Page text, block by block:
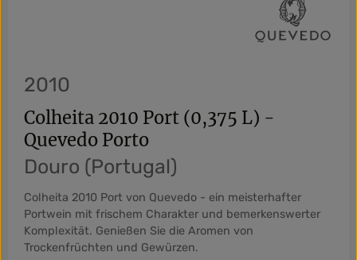
Durchschnittliche Bewertung von 0 von 5 Sternen
2010
Colheita 2010 Port (0,375 L) -
Quevedo Porto
Douro (Portugal)
Colheita 2010 Port von Quevedo - ein meisterhafter
Portwein mit frischem Charakter und bemerkenswerter
Komplexität. Genießen Sie die Aromen von
Trockenfrüchten und Gewürzen.